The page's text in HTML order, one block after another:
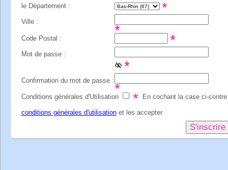
le Département :
Ville :
Code Postal :
Mot de passe :
Confirmation du mot de passe :
Conditions générales d'Utilisation En cochant la case ci-contre
conditions générales d'utilisationet les accepter.